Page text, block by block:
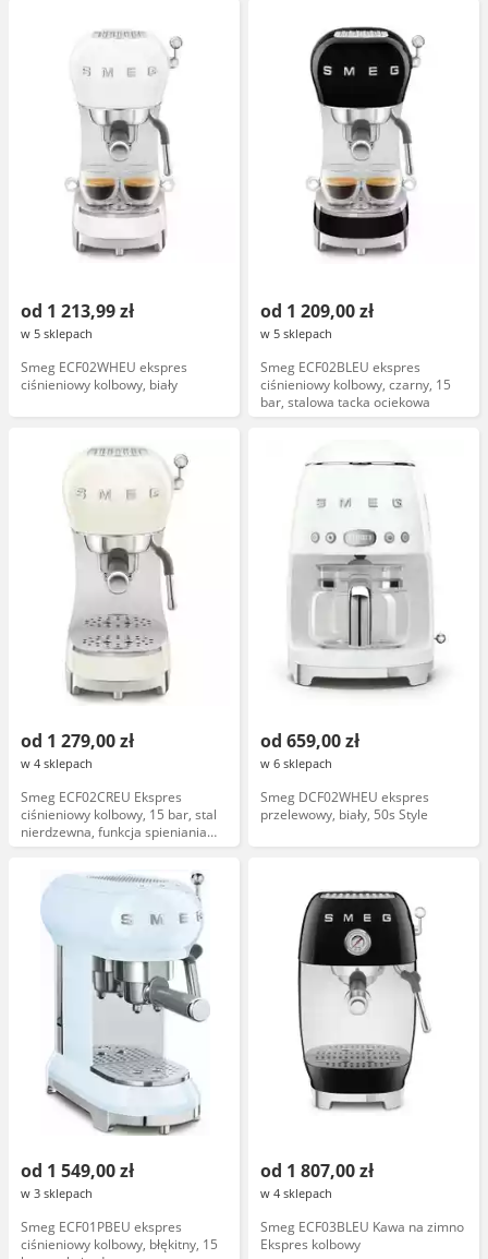
od 1 213,99 zł
w 5 sklepach
Smeg ECF02WHEU ekspres
ciśnieniowy kolbowy, biały
od 1 209,00 zł
w 5 sklepach
Smeg ECF02BLEU ekspres
ciśnieniowy kolbowy, czarny, 15
bar, stalowa tacka ociekowa
od 1 279,00 zł
w 4 sklepach
Smeg ECF02CREU Ekspres
ciśnieniowy kolbowy, 15 bar, stal
nierdzewna, funkcja spieniania
mleka
od 659,00 zł
w 6 sklepach
Smeg DCF02WHEU ekspres
przelewowy, biały, 50s Style
od 1 549,00 zł
w 3 sklepach
Smeg ECF01PBEU ekspres
ciśnieniowy kolbowy, błękitny, 15
od 1 807,00 zł
w 4 sklepach
Smeg ECF03BLEU Kawa na zimno
Ekspres kolbowy